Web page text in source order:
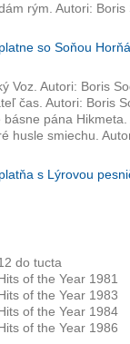
rým. Autori:
so Soňou
Voz. Autori: Boris
čas. Autori: Boris
básne pána
husle smiechu.
s Lýrovou
do tucta
of the Year 1981
of the Year 1983
of the Year 1984
of the Year 1986